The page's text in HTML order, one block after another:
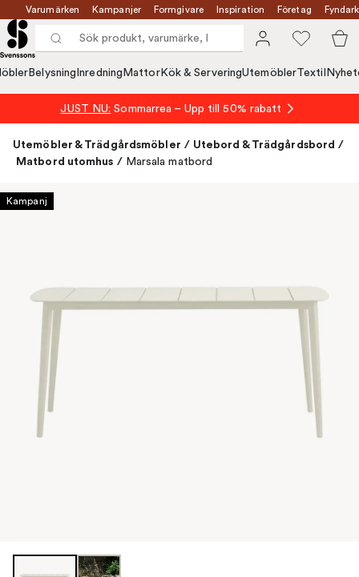
Varumärken Kampanjer Formgivare Inspiration Företag
Belysning Inredning MattorKök & ServeringUtemöblerTextil
JUST NU: Sommarrea – Upp till 50% rabatt
Utemöbler & Trädgårdsmöbler / Utebord & Trädgårdsbord /
Matbord utomhus / Marsala matbord
Kampanj